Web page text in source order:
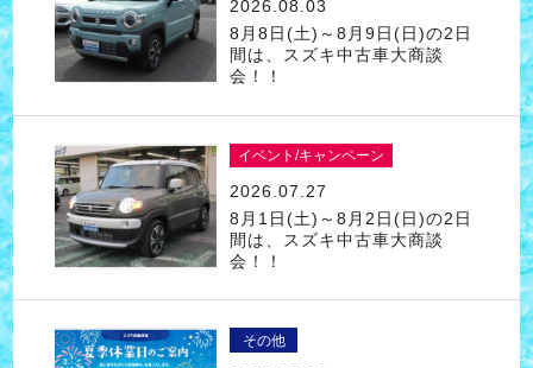
2026.08.03
8月8日(土)～8月9日(日)の2日
間は、スズキ中古車大商談
会！！
イベント/キャンペーン
2026.07.27
8月1日(土)～8月2日(日)の2日
間は、スズキ中古車大商談
会！！
その他